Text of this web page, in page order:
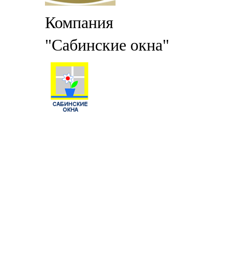
Компания
"Сабинские окна"